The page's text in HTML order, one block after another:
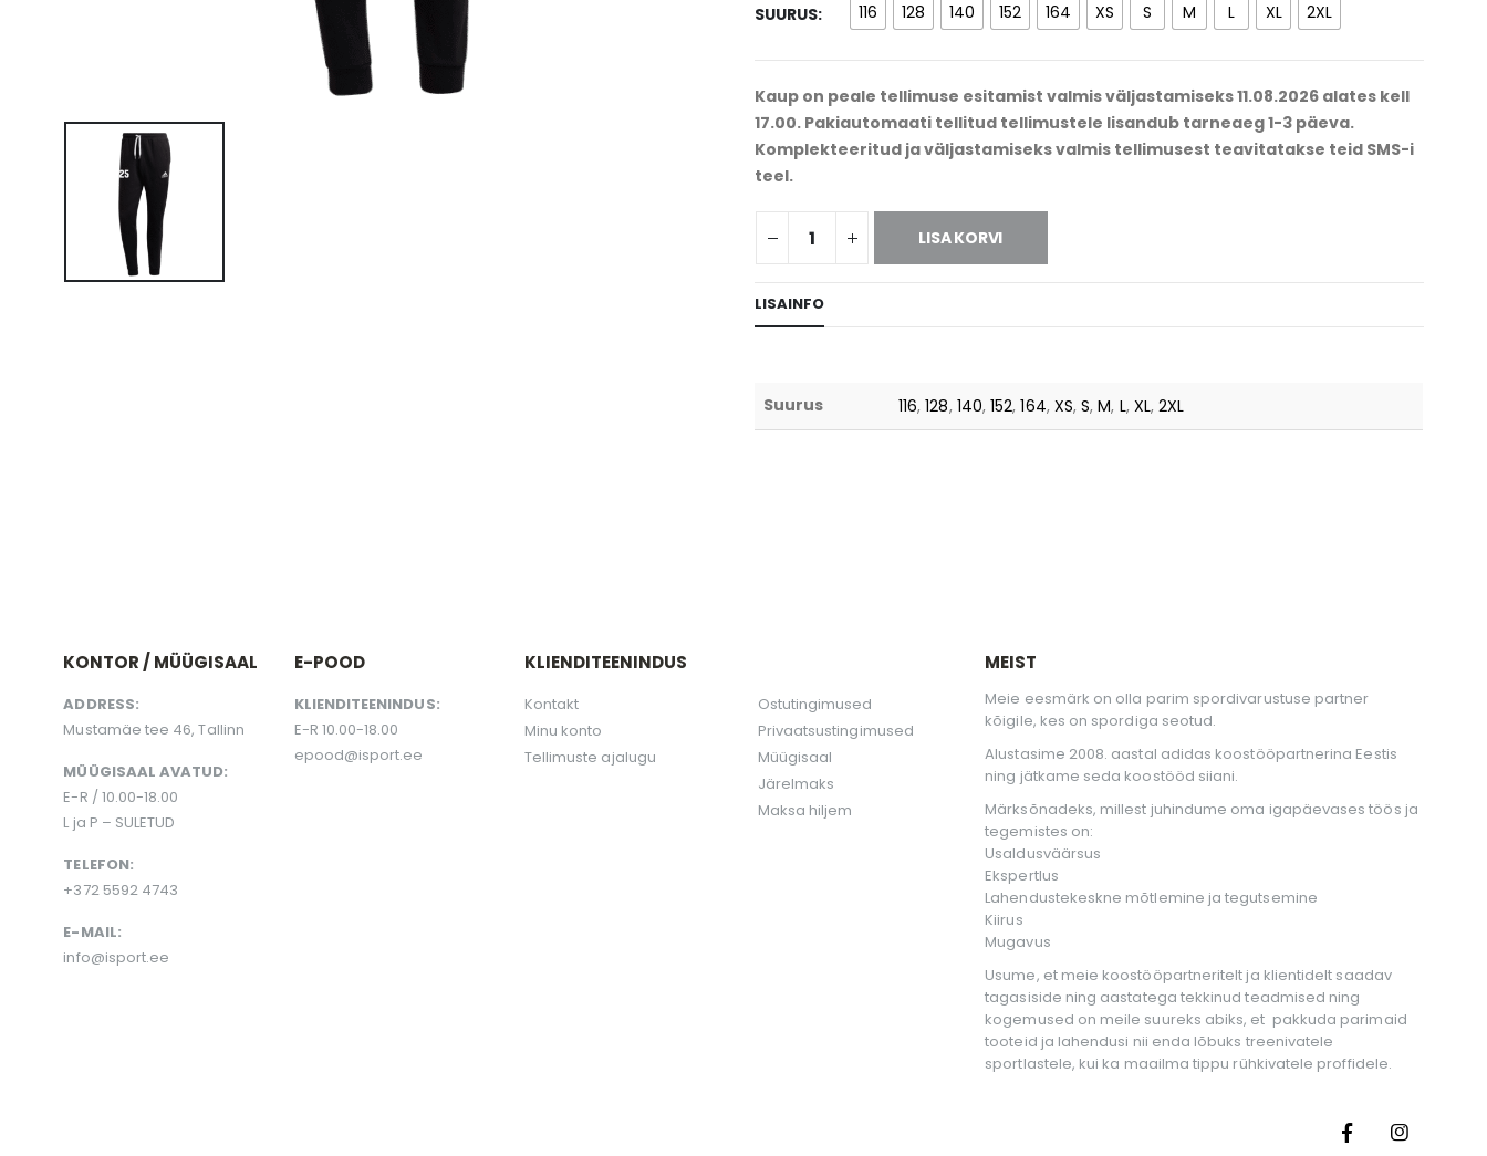
VÕIMLEMISKLUBI AKROS
MAADLUSKLUBI LAPITI
SUURUS 116 128 140 152 164 XS S M L XL 2XL
Kaup on peale tellimuse esitamist valmis väljastamiseks 11.08.2026 alates kell
17.00. Pakiautomaati tellitud tellimustele lisandub tarneaeg 1-3 päeva.
Komplekteeritud ja väljastamiseks valmis tellimusest teavitatakse teid SMS-i
teel.
LISA KORVI
LISAINFO
Suurus 116,128, 140,152,164, XS,S,M, L, XL,2XL
KONTOR / MÜÜGISAAL
ADDRESS:
Mustamäe tee 46, Tallinn
MÜÜGISAAL AVATUD:
E-R / 10.00-18.00
L ja P – SULETUD
TELEFON:
+372 5592 4743
E-MAIL:
info@isport.ee
E-POOD
KLIENDITEENINDUS:
E-R 10.00-18.00
epood@isport.ee
KLIENDITEENINDUS
Kontakt
Minu konto
Tellimuste ajalugu
Ostutingimused
Privaatsustingimused
Müügisaal
Järelmaks
Maksa hiljem
MEIST
Meie eesmärk on olla parim spordivarustuse partner
kõigile, kes on spordiga seotud.
Alustasime 2008. aastal adidas koostööpartnerina Eestis
ning jätkame seda koostööd siiani.
Märksõnadeks, millest juhindume oma igapäevases töös ja
tegemistes on:
Usaldusväärsus
Ekspertlus
Lahendustekeskne mõtlemine ja tegutsemine
Kiirus
Mugavus
Usume, et meie koostööpartneritelt ja klientidelt saadav
tagasiside ning aastatega tekkinud teadmised ning
kogemused on meile suureks abiks, et pakkuda parimaid
tooteid ja lahendusi nii enda lõbuks treenivatele
sportlastele, kui ka maailma tippu rühkivatele proffidele.